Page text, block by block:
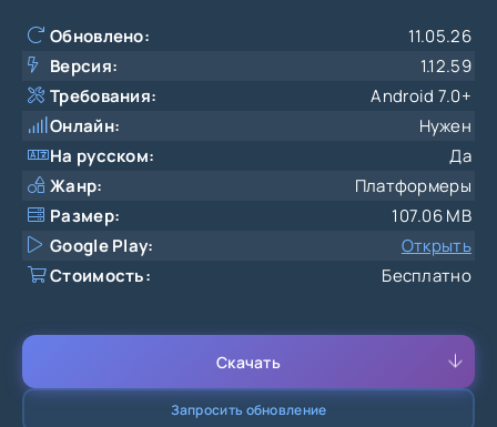
Обновлено:
11.05.26
Версия:
1.12.59
Требования:
Android 7.0+
Онлайн:
Нужен
На русском:
Да
Жанр:
Платформеры
Размер:
107.06 MB
Google Play:
Открыть
Стоимость:
Бесплатно
Скачать
Запросить обновление